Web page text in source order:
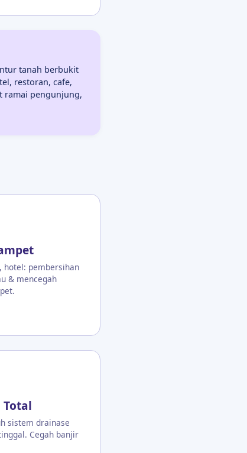
tanah berbukit
restoran, cafe,
ramai pengunjung,
hotel: pembersihan
& mencegah
sistem drainase
Cegah banjir